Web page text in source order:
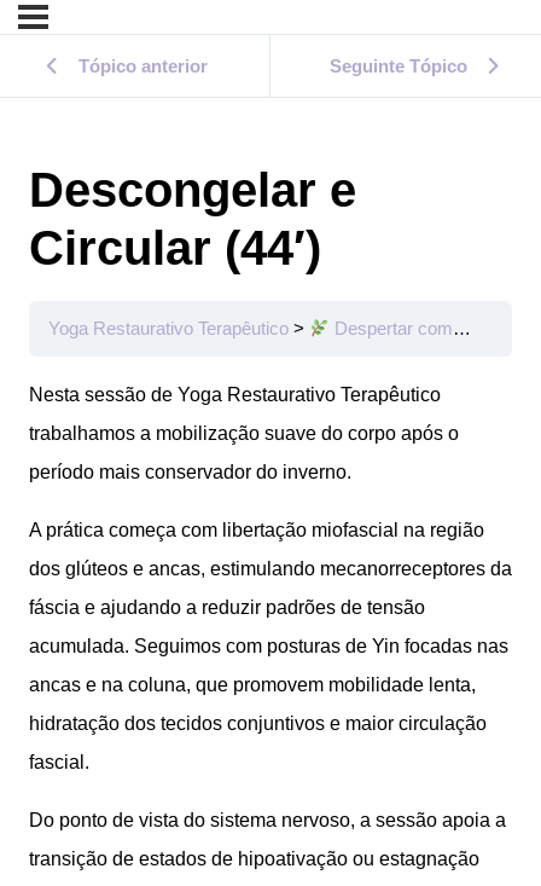
Tópico anterior Seguinte Tópico
Descongelar e
Circular (44′)
Yoga Restaurativo Terapêutico Despertar com Suavidade
Nesta sessão de Yoga Restaurativo Terapêutico
trabalhamos a mobilização suave do corpo após o
período mais conservador do inverno.
A prática começa com libertação miofascial na região
dos glúteos e ancas, estimulando mecanorreceptores da
fáscia e ajudando a reduzir padrões de tensão
acumulada. Seguimos com posturas de Yin focadas nas
ancas e na coluna, que promovem mobilidade lenta,
hidratação dos tecidos conjuntivos e maior circulação
fascial.
Do ponto de vista do sistema nervoso, a sessão apoia a
transição de estados de hipoativação ou estagnação